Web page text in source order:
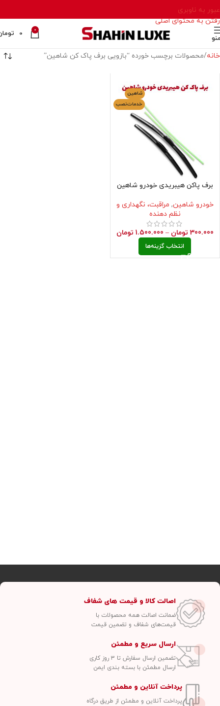
عبور به ناوبری
رفتن به محتوای اصلی
0
0
خانه محصولات برچسب خورده “بازویی برف پاک کن شاهین”
شاهین
خدمات‌نصب
برف پاکن هیبریدی خودرو شاهین
خودرو شاهین, مراقبت، نگهداری و
نظم دهنده
300.000 تومان –
1.500.000 تومان
انتخاب گزینه‌ها
اصالت کالا و قیمت های شفاف
ضمانت اصالت همه محصولات با
قیمت‌های شفاف و تضمین قیمت
ارسال سریع و مطمئن
تضمین ارسال سفارش تا ۳ روز کاری
ارسال مطمئن با بسته بندی ایمن
پرداخت آنلاین و مطمئن
پرداخت آنلاین و مطمئن از طریق درگاه